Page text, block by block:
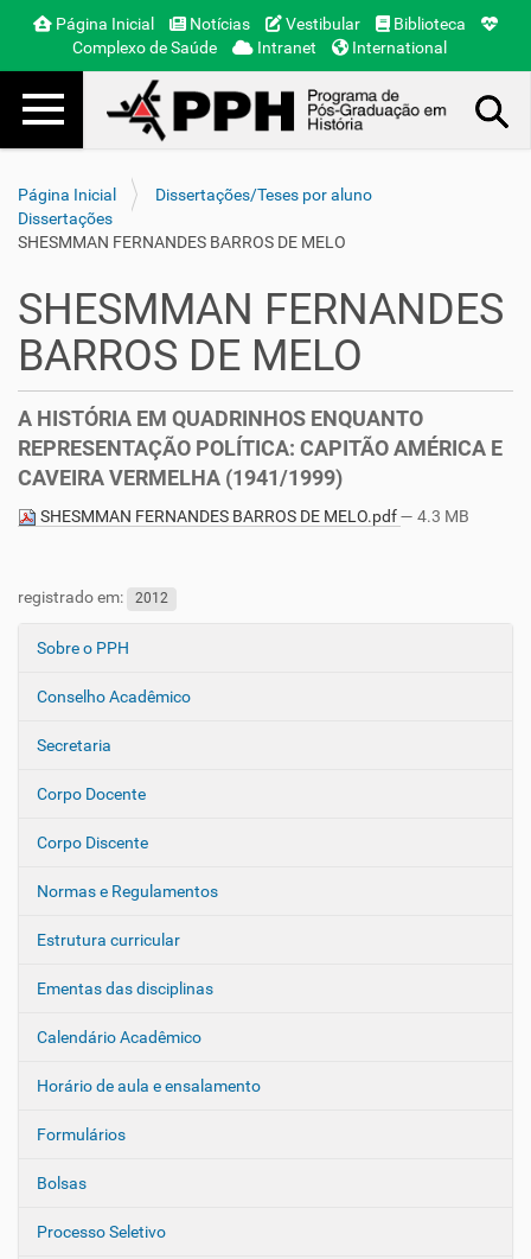
Página Inicial Notícias Vestibular
Biblioteca
Complexo de Saúde
Intranet International
Toggle navigation
Página Inicial
Dissertações/Teses por aluno
Dissertações
SHESMMAN FERNANDES BARROS DE MELO
N
e
a
ç
o
Sobre o PPH
Conselho Acadêmico
Secretaria
Corpo Docente
Corpo Discente
Normas e Regulamentos
Estrutura curricular
Ementas das disciplinas
Calendário Acadêmico
Horário de aula e ensalamento
Formulários
Bolsas
Processo Seletivo
SHESMMAN FERNANDES
BARROS DE MELO
A HISTÓRIA EM QUADRINHOS ENQUANTO
REPRESENTAÇÃO POLÍTICA: CAPITÃO AMÉRICA E
CAVEIRA VERMELHA (1941/1999)
SHESMMAN FERNANDES BARROS DE MELO.pdf— 4.3 MB
registrado em: 2012